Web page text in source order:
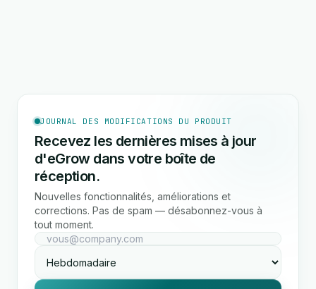
JOURNAL DES MODIFICATIONS DU PRODUIT
Recevez les dernières mises à jour
d'eGrow dans votre boîte de
réception.
Nouvelles fonctionnalités, améliorations et
corrections. Pas de spam — désabonnez-vous à
tout moment.